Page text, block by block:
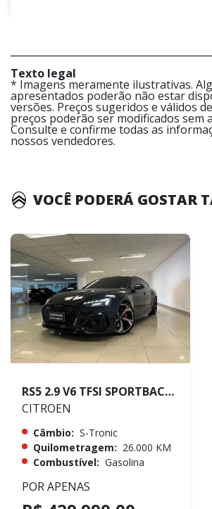
Texto legal
* Imagens meramente ilustrativas.
apresentados poderão não estar
versões. Preços sugeridos e válidos de
preços poderão ser modificados sem
Consulte e confirme todas as
nossos vendedores.
VOCÊ PODERÁ GOSTAR
RS5 2.9 V6 TFSI SPORTBACK QUATTRO
CITROEN
Câmbio: S-Tronic
Quilometragem: 26.000 KM
Combustível: Gasolina
POR APENAS